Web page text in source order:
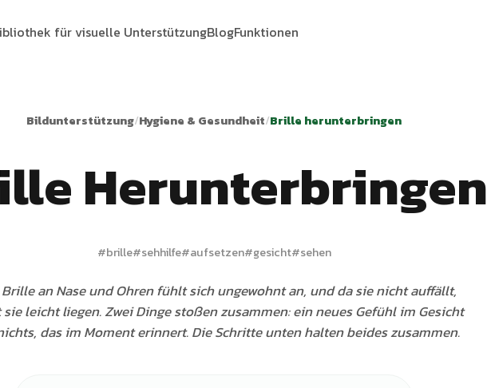
für visuelle UnterstützungBlogFunktionen
Bildunterstützung/Hygiene & Gesundheit/Brille herunterbringen
Herunterbringen
#brille#sehhilfe#aufsetzen#gesicht#sehen
an Nase und Ohren fühlt sich ungewohnt an, und da sie nicht auffällt,
leicht liegen. Zwei Dinge stoßen zusammen: ein neues Gefühl im Gesicht
das im Moment erinnert. Die Schritte unten halten beides zusammen.